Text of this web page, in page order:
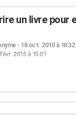
un livre pour
- 18 oct. 2010 à 18:32
2015 à 15:01